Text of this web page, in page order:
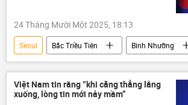
24 Tháng Mười Một 2025, 18:13
Seoul Bắc Triều Tiên
Bình Nhưỡng
Hàn Quốc
xung đột
Chính trị
Thế giới
Trung Đông
Thổ Nhĩ Kỳ
châu Phi
Việt Nam tin rằng “khi căng thẳng lắng
xuống, lòng tin mới nảy mầm”